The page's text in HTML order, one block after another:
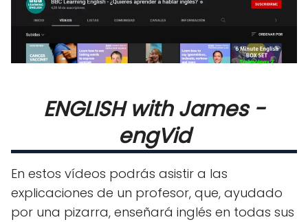
ENGLISH with James -
engVid
En estos vídeos podrás asistir a las
explicaciones de un profesor, que, ayudado
por una pizarra, enseñará inglés en todas sus